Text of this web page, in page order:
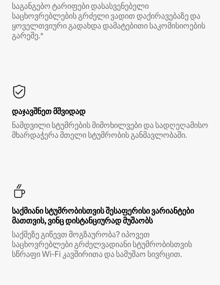
საგანგებო ტარიფები დასასვენებელი
საცხოვრებლების გრძელი ვადით დაქირავებაზე და
ყოველთვიური გადახდა დამატებითი საკომისიოების
გარეშე.*
დაჯავშნეთ მშვიდად
ნამდვილი სტუმრების მიმოხილვები და სადღეღამისო
მხარდაჭერა მთელი სტუმრობის განმავლობაში.
საქმიანი სტუმრობისთვის შესაფერისი ვარიანტები
მათთვის, ვინც დისტანციურად მუშაობს
საქმეზე გიწევთ მოგზაურობა? იპოვეთ
საცხოვრებლები გრძელვადიანი სტუმრობისთვის
სწრაფი Wi‑Fi კავშირითა და სამუშაო სივრცით.